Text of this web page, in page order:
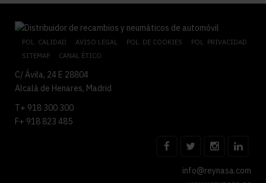
POL. CALIDAD AVISO LEGAL POL. DE COOKIES
POL. PRIVACIDAD
SITEMAP
CANAL ÉTICO
C/ Ávila, 24 E 28804
Alcalá de Henares, Madrid
T+ 918 300 300
F+ 918 823 485
info@reynasa.com